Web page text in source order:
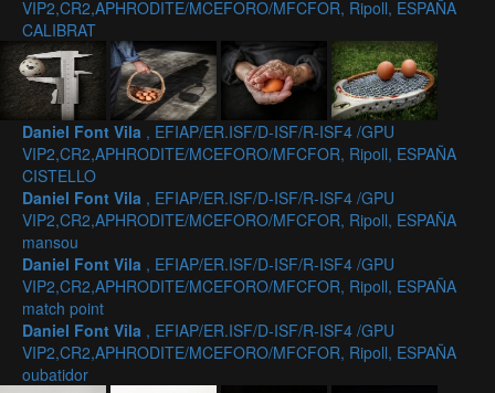
VIP2,CR2,APHRODITE/MCEFORO/MFCFOR, Ripoll, ESPAÑA
CALIBRAT
Daniel Font Vila , EFIAP/ER.ISF/D-ISF/R-ISF4 /GPU
VIP2,CR2,APHRODITE/MCEFORO/MFCFOR, Ripoll, ESPAÑA
CISTELLO
Daniel Font Vila , EFIAP/ER.ISF/D-ISF/R-ISF4 /GPU
VIP2,CR2,APHRODITE/MCEFORO/MFCFOR, Ripoll, ESPAÑA
mansou
Daniel Font Vila , EFIAP/ER.ISF/D-ISF/R-ISF4 /GPU
VIP2,CR2,APHRODITE/MCEFORO/MFCFOR, Ripoll, ESPAÑA
match point
Daniel Font Vila , EFIAP/ER.ISF/D-ISF/R-ISF4 /GPU
VIP2,CR2,APHRODITE/MCEFORO/MFCFOR, Ripoll, ESPAÑA
oubatidor